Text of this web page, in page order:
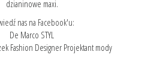
dzianinowe maxi.
nas na Facebook'u:
De Marco STYL
Fashion Designer Projektant mody